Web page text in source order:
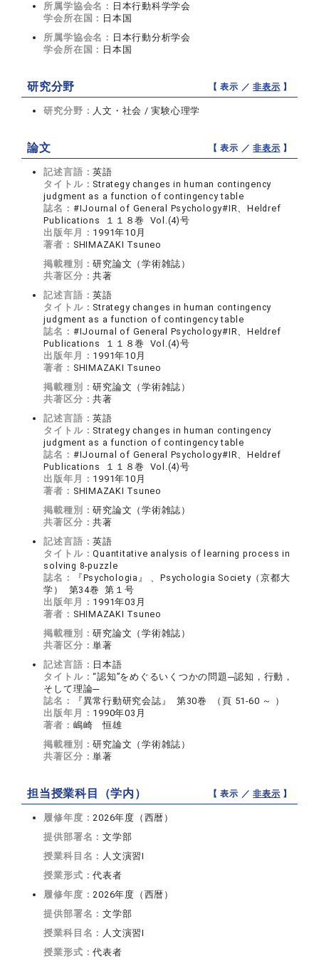
所属学協会名： 日本行動科学学会
学会所在国： 日本国
所属学協会名： 日本行動分析学会
学会所在国： 日本国
研究分野 【 表示 ／非表示 】
研究分野： 人文・社会 / 実験心理学
論文 【 表示 ／非表示 】
記述言語：英語
タイトル： Strategy changes in human contingency
judgment as a function of contingency table
誌名： #IJournal of General Psychology#IR、Heldref
Publications １１８巻 Vol.(4)号
出版年月： 1991年10月
著者： SHIMAZAKI Tsuneo
掲載種別：研究論文（学術雑誌）
共著区分：共著
記述言語：英語
タイトル： Strategy changes in human contingency
judgment as a function of contingency table
誌名： #IJournal of General Psychology#IR、Heldref
Publications １１８巻 Vol.(4)号
出版年月： 1991年10月
著者： SHIMAZAKI Tsuneo
掲載種別：研究論文（学術雑誌）
共著区分：共著
記述言語：英語
タイトル： Strategy changes in human contingency
judgment as a function of contingency table
誌名： #IJournal of General Psychology#IR、Heldref
Publications １１８巻 Vol.(4)号
出版年月： 1991年10月
著者： SHIMAZAKI Tsuneo
掲載種別：研究論文（学術雑誌）
共著区分：共著
記述言語：英語
タイトル：Quantitative analysis of learning process in
solving 8-puzzle
誌名：
『Psychologia』 、Psychologia Society（京都大
学） 第34巻 第１号
出版年月： 1991年03月
著者： SHIMAZAKI Tsuneo
掲載種別：研究論文（学術雑誌）
共著区分：単著
記述言語： 日本語
タイトル：“認知”をめぐるいくつかの問題─認知，行動，
そして理論─
誌名：
『異常行動研究会誌』 第30巻 （頁 51-60 ～ ）
出版年月： 1990年03月
著者： 嶋崎 恒雄
掲載種別：研究論文（学術雑誌）
共著区分：単著
担当授業科目（学内） 【 表示 ／非表示 】
履修年度：2026年度（西暦）
提供部署名：文学部
授業科目名： 人文演習I
授業形式：代表者
履修年度：2026年度（西暦）
提供部署名：文学部
授業科目名： 人文演習I
授業形式：代表者